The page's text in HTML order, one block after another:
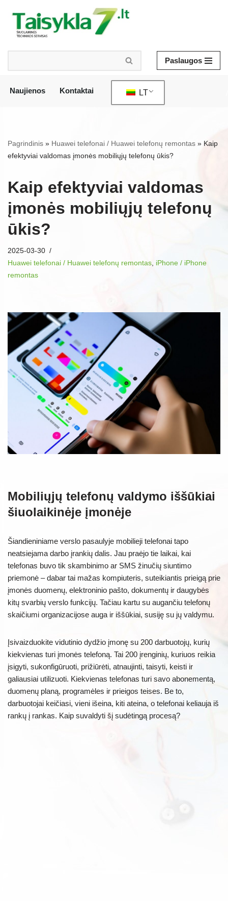
Pereiti
prie
turinio
Paslaugos
Naujienos Kontaktai LT
Pagrindinis » Huawei telefonai / Huawei telefonų remontas » Kaip
efektyviai valdomas įmonės mobiliųjų telefonų ūkis?
Kaip efektyviai valdomas
įmonės mobiliųjų telefonų
ūkis?
2025-03-30
Huawei telefonai / Huawei telefonų remontas iPhone / iPhone
remontas
Mobiliųjų telefonų valdymo iššūkiai
šiuolaikinėje įmonėje
Šiandieniniame verslo pasaulyje mobilieji telefonai tapo
neatsiejama darbo įrankių dalis. Jau praėjo tie laikai, kai
telefonas buvo tik skambinimo ar SMS žinučių siuntimo
priemonė – dabar tai mažas kompiuteris, suteikiantis prieigą prie
įmonės duomenų, elektroninio pašto, dokumentų ir daugybės
kitų svarbių verslo funkcijų. Tačiau kartu su augančiu telefonų
skaičiumi organizacijose auga ir iššūkiai, susiję su jų valdymu.
Įsivaizduokite vidutinio dydžio įmonę su 200 darbuotojų, kurių
kiekvienas turi įmonės telefoną. Tai 200 įrenginių, kuriuos reikia
įsigyti, sukonfigūruoti, prižiūrėti, atnaujinti, taisyti, keisti ir
galiausiai utilizuoti. Kiekvienas telefonas turi savo abonementą,
duomenų planą, programėles ir prieigos teises. Be to,
darbuotojai keičiasi, vieni išeina, kiti ateina, o telefonai keliauja iš
rankų į rankas. Kaip suvaldyti šį sudėtingą procesą?